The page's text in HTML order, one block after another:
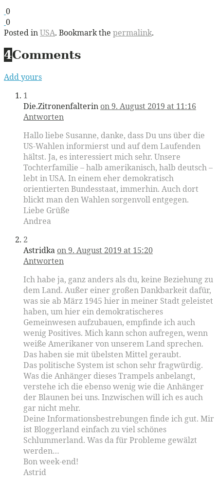
0
0
Posted inUSA. Bookmark the permalink.
4Comments
Add yours
1
Die.Zitronenfalterin on 9. August 2019 at 11:16
Antworten
Hallo liebe Susanne, danke, dass Du uns über die
US-Wahlen informierst und auf dem Laufenden
hältst. Ja, es interessiert mich sehr. Unsere
Tochterfamilie – halb amerikanisch, halb deutsch –
lebt in USA. In einem eher demokratisch
orientierten Bundesstaat, immerhin. Auch dort
blickt man den Wahlen sorgenvoll entgegen.
Liebe Grüße
Andrea
2
Astridka on 9. August 2019 at 15:20
Antworten
Ich habe ja, ganz anders als du, keine Beziehung zu
dem Land. Außer einer großen Dankbarkeit dafür,
was sie ab März 1945 hier in meiner Stadt geleistet
haben, um hier ein demokratischeres
Gemeinwesen aufzubauen, empfinde ich auch
wenig Positives. Mich kann schon aufregen, wenn
weiße Amerikaner von unserem Land sprechen.
Das haben sie mit übelsten Mittel geraubt.
Das politische System ist schon sehr fragwürdig.
Was die Anhänger dieses Trampels anbelangt,
verstehe ich die ebenso wenig wie die Anhänger
der Blaunen bei uns. Inzwischen will ich es auch
gar nicht mehr.
Deine Informationsbestrebungen finde ich gut. Mir
ist Bloggerland einfach zu viel schönes
Schlummerland. Was da für Probleme gewälzt
werden…
Bon week-end!
Astrid